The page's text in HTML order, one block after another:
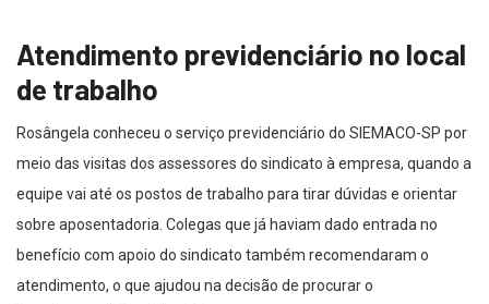
Atendimento previdenciário no local
de trabalho
Rosângela conheceu o serviço previdenciário do SIEMACO-SP por
meio das visitas dos assessores do sindicato à empresa, quando a
equipe vai até os postos de trabalho para tirar dúvidas e orientar
sobre aposentadoria. Colegas que já haviam dado entrada no
benefício com apoio do sindicato também recomendaram o
atendimento, o que ajudou na decisão de procurar o